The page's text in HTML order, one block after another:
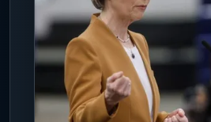
împinge discuția spre un
cheltuielilor, într-un dosar
unanimitate. Cancelarul
Merz a spus că sunt
toate domeniile” și a
propunerea Comisiei, cât